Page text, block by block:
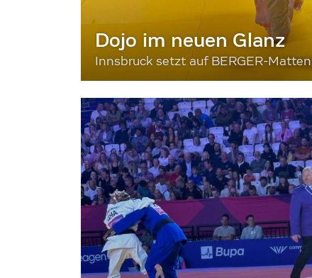
Dojo im neuen Glanz
Innsbruck setzt auf BERGER-Matten